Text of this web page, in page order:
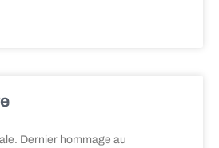
Dernier hommage au